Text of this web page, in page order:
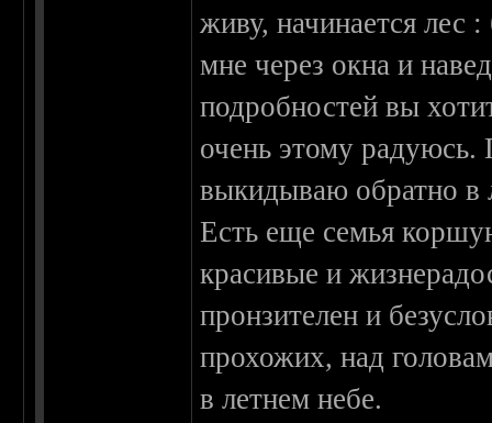
живу, начинается лес
мне через окна и
подробностей вы
очень этому
выкидываю обратно в
Есть еще семья
красивые и
пронзителен и
прохожих, над
в летнем небе.